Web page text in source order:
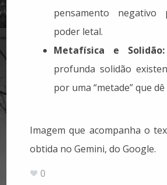
pensamento
poder letal.
Metafísica e Solidão:
profunda solidão
por uma “metade” que
Imagem que acompanha o
obtida no Gemini, do Google.
0